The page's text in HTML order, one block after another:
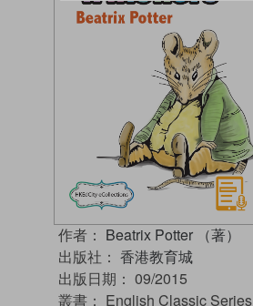
作者： Beatrix Potter （著）
出版社： 香港教育城
出版日期： 09/2015
叢書： English Classic Series